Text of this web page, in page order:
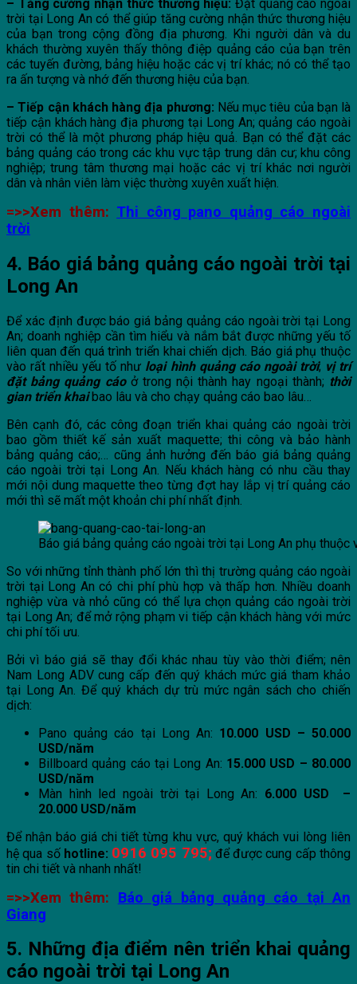
– Tăng cường nhận thức thương hiệu: Đặt quảng cáo ngoài
trời tại Long An có thể giúp tăng cường nhận thức thương hiệu
của bạn trong cộng đồng địa phương. Khi người dân và du
khách thường xuyên thấy thông điệp quảng cáo của bạn trên
các tuyến đường, bảng hiệu hoặc các vị trí khác; nó có thể tạo
ra ấn tượng và nhớ đến thương hiệu của bạn.
– Tiếp cận khách hàng địa phương: Nếu mục tiêu của bạn là
tiếp cận khách hàng địa phương tại Long An; quảng cáo ngoài
trời có thể là một phương pháp hiệu quả. Bạn có thể đặt các
bảng quảng cáo trong các khu vực tập trung dân cư; khu công
nghiệp; trung tâm thương mại hoặc các vị trí khác nơi người
dân và nhân viên làm việc thường xuyên xuất hiện.
=>>Xem thêm: Thi công pano quảng cáo ngoài
trời
4. Báo giá bảng quảng cáo ngoài trời tại
Long An
Để xác định được báo giá bảng quảng cáo ngoài trời tại Long
An; doanh nghiệp cần tìm hiểu và nắm bắt được những yếu tố
liên quan đến quá trình triển khai chiến dịch. Báo giá phụ thuộc
vào rất nhiều yếu tố như loại hình quảng cáo ngoài trời; vị trí
đặt bảng quảng cáoở trong nội thành hay ngoại thành; thời
gian triển khaibao lâu và cho chạy quảng cáo bao lâu…
Bên cạnh đó, các công đoạn triển khai quảng cáo ngoài trời
bao gồm thiết kế sản xuất maquette; thi công và bảo hành
bảng quảng cáo;… cũng ảnh hưởng đến báo giá bảng quảng
cáo ngoài trời tại Long An. Nếu khách hàng có nhu cầu thay
mới nội dung maquette theo từng đợt hay lắp vị trí quảng cáo
mới thì sẽ mất một khoản chi phí nhất định.
Báo giá bảng quảng cáo ngoài trời tại Long An phụ thuộc
So với những tỉnh thành phố lớn thì thị trường quảng cáo ngoài
trời tại Long An có chi phí phù hợp và thấp hơn. Nhiều doanh
nghiệp vừa và nhỏ cũng có thể lựa chọn quảng cáo ngoài trời
tại Long An; để mở rộng phạm vi tiếp cận khách hàng với mức
chi phí tối ưu.
Bởi vì báo giá sẽ thay đổi khác nhau tùy vào thời điểm; nên
Nam Long ADV cung cấp đến quý khách mức giá tham khảo
tại Long An. Để quý khách dự trù mức ngân sách cho chiến
dịch:
Pano quảng cáo tại Long An: 10.000 USD – 50.000
USD/năm
Billboard quảng cáo tại Long An: 15.000 USD – 80.000
USD/năm
Màn hình led ngoài trời tại Long An: 6.000 USD –
20.000 USD/năm
Để nhận báo giá chi tiết từng khu vực, quý khách vui lòng liên
hệ qua số hotline: 0916 095 795; để được cung cấp thông
tin chi tiết và nhanh nhất!
=>>Xem thêm:
Báo giá bảng quảng cáo tại An
Giang
5. Những địa điểm nên triển khai quảng
cáo ngoài trời tại Long An